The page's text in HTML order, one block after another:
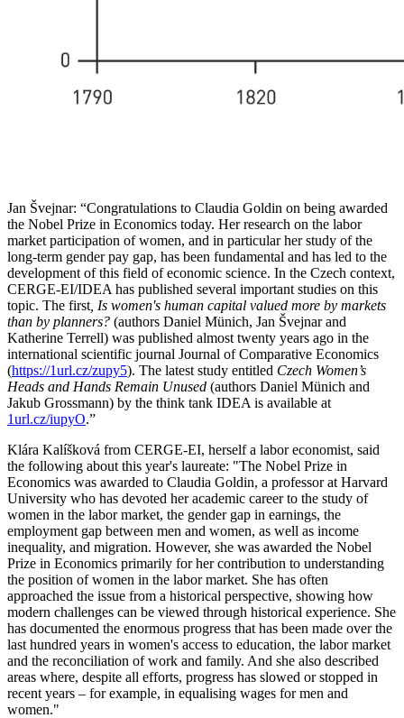
Jan Švejnar: “Congratulations to Claudia Goldin on being awarded
the Nobel Prize in Economics today. Her research on the labor
market participation of women, and in particular her study of the
long-term gender pay gap, has been fundamental and has led to the
development of this field of economic science. In the Czech context,
CERGE-EI/IDEA has published several important studies on this
topic. The first , Is women's human capital valued more by markets
than by planners? (authors Daniel Münich, Jan Švejnar and
Katherine Terrell) was published almost twenty years ago in the
international scientific journal Journal of Comparative Economics
(https://1url.cz/zupy5). The latest study entitled Czech Women’s
Heads and Hands Remain Unused (authors Daniel Münich and
Jakub Grossmann) by the think tank IDEA is available at
1url.cz/iupyO.”
Klára Kalíšková from CERGE-EI, herself a labor economist, said
the following about this year's laureate: "The Nobel Prize in
Economics was awarded to Claudia Goldin, a professor at Harvard
University who has devoted her academic career to the study of
women in the labor market, the gender gap in earnings, the
employment gap between men and women, as well as income
inequality, and migration. However, she was awarded the Nobel
Prize in Economics primarily for her contribution to understanding
the position of women in the labor market. She has often
approached the issue from a historical perspective, showing how
modern challenges can be viewed through historical experience. She
has documented the enormous progress that has been made over the
last hundred years in women's access to education, the labor market
and the reconciliation of work and family. And she also described
areas where, despite all efforts, progress has slowed or stopped in
recent years – for example, in equalising wages for men and
women."